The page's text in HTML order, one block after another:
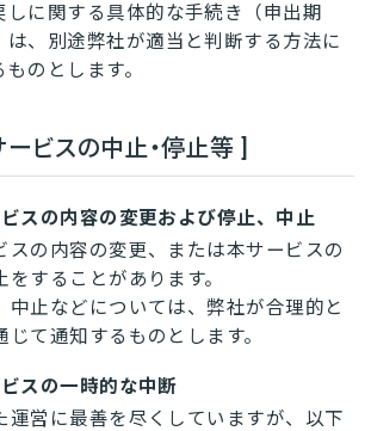
しに関する具体的な手続き（申出期
は、別途弊社が適当と判断する方法に
のとします。
ビスの中止・停止等 ]
スの内容の変更および停止、中止
スの内容の変更、または本サービスの
することがあります。
中止などについては、弊社が合理的と
て通知するものとします。
スの一時的な中断
運営に最善を尽くしていますが、以下